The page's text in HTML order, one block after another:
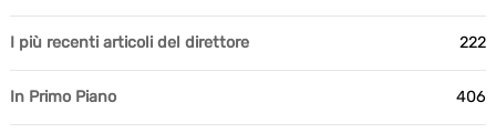
I più recenti articoli del direttore 222
In Primo Piano 406